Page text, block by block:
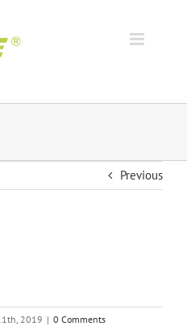
Previous
2019 | 0 Comments